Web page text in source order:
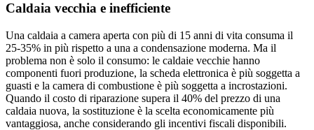
Caldaia vecchia e inefficiente
Una caldaia a camera aperta con più di 15 anni di vita consuma il
25-35% in più rispetto a una a condensazione moderna. Ma il
problema non è solo il consumo: le caldaie vecchie hanno
componenti fuori produzione, la scheda elettronica è più soggetta a
guasti e la camera di combustione è più soggetta a incrostazioni.
Quando il costo di riparazione supera il 40% del prezzo di una
caldaia nuova, la sostituzione è la scelta economicamente più
vantaggiosa, anche considerando gli incentivi fiscali disponibili.